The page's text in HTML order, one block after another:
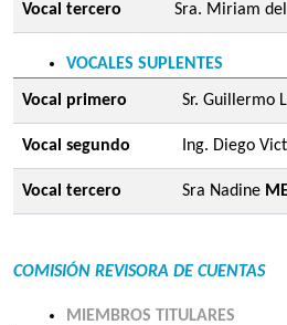
Vocal tercero Sra. Miriam
VOCALES SUPLENTES
Vocal primero Sr. Guillermo
Vocal segundo Ing. Diego
Vocal tercero Sra Nadine
COMISIÓN REVISORA DE CUENTAS
MIEMBROS TITULARES